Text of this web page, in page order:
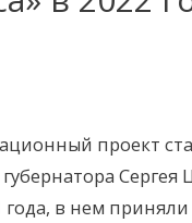
проект
Сергея
года, в нем